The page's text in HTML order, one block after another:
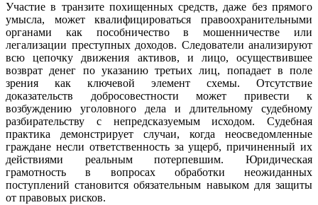
Участие в транзите похищенных средств, даже без прямого
умысла, может квалифицироваться правоохранительными
органами как пособничество в мошенничестве или
легализации преступных доходов. Следователи анализируют
всю цепочку движения активов, и лицо, осуществившее
возврат денег по указанию третьих лиц, попадает в поле
зрения как ключевой элемент схемы. Отсутствие
доказательств добросовестности может привести к
возбуждению уголовного дела и длительному судебному
разбирательству с непредсказуемым исходом. Судебная
практика демонстрирует случаи, когда неосведомленные
граждане несли ответственность за ущерб, причиненный их
действиями реальным потерпевшим. Юридическая
грамотность в вопросах обработки неожиданных
поступлений становится обязательным навыком для защиты
от правовых рисков.